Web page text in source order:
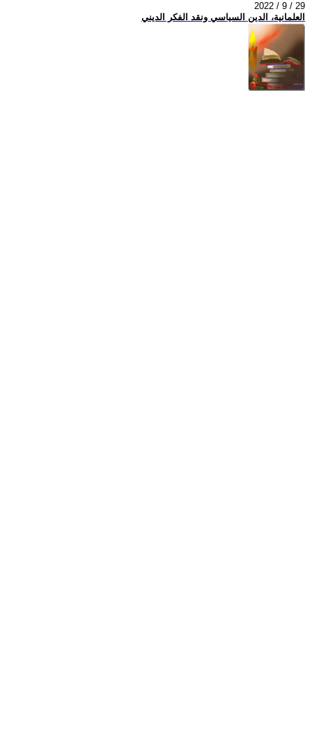
2022 / 9 / 29
العلمانية، الدين السياسي ونقد الفكر الديني